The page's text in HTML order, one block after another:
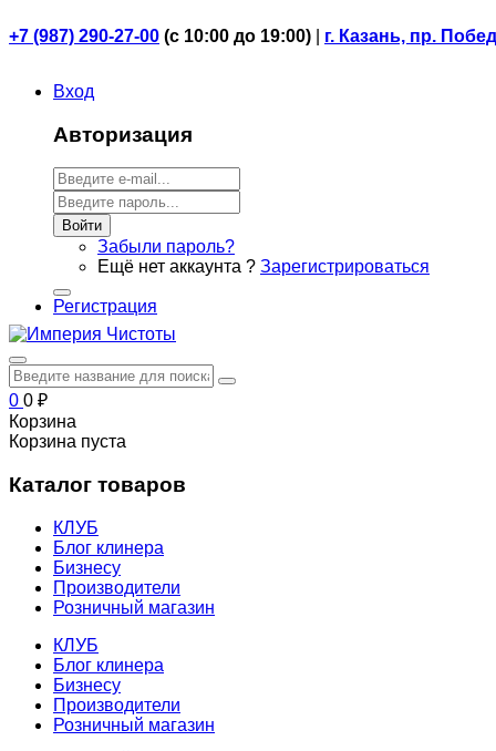
+7 (987) 290-27-00 (с 10:00 до 19:00) г. Казань, пр.
Вход
Авторизация
Войти
Забыли пароль?
Ещё нет аккаунта ? Зарегистрироваться
Регистрация
0 0 ₽
Корзина
Корзина пуста
Каталог товаров
КЛУБ
Блог клинера
Бизнесу
Производители
Розничный магазин
КЛУБ
Блог клинера
Бизнесу
Производители
Розничный магазин